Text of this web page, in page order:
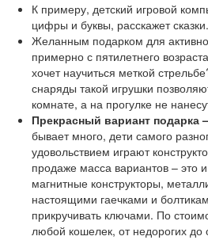
К примеру, детский игровой
цифры и буквы, расскажет сказки.
Желанным подарком для
примерно с пятилетнего
хочет научиться меткой
снаряды такой игрушки
комнате, а на прогулке не
Прекрасный вариант подарка
бывает много, дети самого
удовольствием играют
продаже масса вариантов – это
магнитные конструкторы,
настоящими гаечками и
прикручивать ключами. По
любой кошелек, от недорогих до